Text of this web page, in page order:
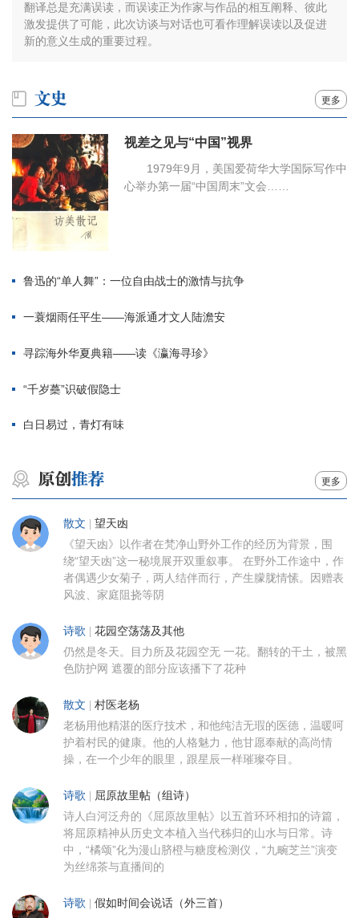
翻译总是充满误读，而误读正为作家与作品的相互阐释、彼此
激发提供了可能，此次访谈与对话也可看作理解误读以及促进
新的意义生成的重要过程。
更多
视差之见与“中国”视界
1979年9月，美国爱荷华大学国际写作中
心举办第一届“中国周末”文会……
鲁迅的“单人舞”：一位自由战士的激情与抗争
一蓑烟雨任平生——海派通才文人陆澹安
寻踪海外华夏典籍——读《瀛海寻珍》
“千岁蘽”识破假隐士
白日易过，青灯有味
更多
散文 | 望天凼
《望天凼》以作者在梵净山野外工作的经历为背景，围
绕“望天凼”这一秘境展开双重叙事。 在野外工作途中，作
者偶遇少女菊子，两人结伴而行，产生朦胧情愫。因赠表
风波、家庭阻挠等阴
诗歌 | 花园空荡荡及其他
仍然是冬天。目力所及花园空无 一花。翻转的干土，被黑
色防护网 遮覆的部分应该播下了花种
散文 | 村医老杨
老杨用他精湛的医疗技术，和他纯洁无瑕的医德，温暖呵
护着村民的健康。他的人格魅力，他甘愿奉献的高尚情
操，在一个少年的眼里，跟星辰一样璀璨夺目。
诗歌 | 屈原故里帖（组诗）
诗人白河泛舟的《屈原故里帖》以五首环环相扣的诗篇，
将屈原精神从历史文本植入当代秭归的山水与日常。诗
中，“橘颂”化为漫山脐橙与糖度检测仪，“九畹芝兰”演变
为丝绵茶与直播间的
诗歌 | 假如时间会说话（外三首）